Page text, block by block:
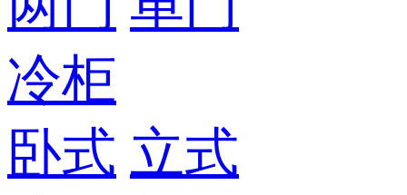
冷柜
卧式 立式